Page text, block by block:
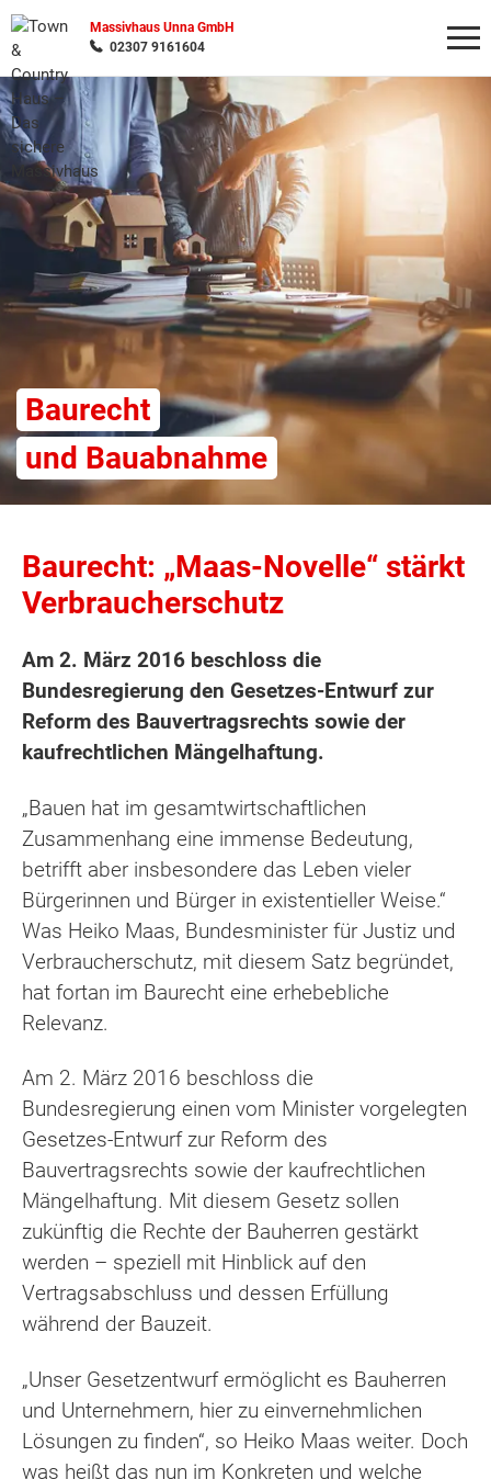
Massivhaus Unna GmbH
02307 9161604
Baurecht
und Bauabnahme
Baurecht: „Maas-Novelle“ stärkt
Verbraucherschutz
Am 2. März 2016 beschloss die
Bundesregierung den Gesetzes-Entwurf zur
Reform des Bauvertragsrechts sowie der
kaufrechtlichen Mängelhaftung.
„Bauen hat im gesamtwirtschaftlichen
Zusammenhang eine immense Bedeutung,
betrifft aber insbesondere das Leben vieler
Bürgerinnen und Bürger in existentieller Weise.“
Was Heiko Maas, Bundesminister für Justiz und
Verbraucherschutz, mit diesem Satz begründet,
hat fortan im Baurecht eine erhebebliche
Relevanz.
Am 2. März 2016 beschloss die
Bundesregierung einen vom Minister vorgelegten
Gesetzes-Entwurf zur Reform des
Bauvertragsrechts sowie der kaufrechtlichen
Mängelhaftung. Mit diesem Gesetz sollen
zukünftig die Rechte der Bauherren gestärkt
werden – speziell mit Hinblick auf den
Vertragsabschluss und dessen Erfüllung
während der Bauzeit.
„Unser Gesetzentwurf ermöglicht es Bauherren
und Unternehmern, hier zu einvernehmlichen
Lösungen zu finden“, so Heiko Maas weiter. Doch
was heißt das nun im Konkreten und welche
Wonach möchten Sie suchen?